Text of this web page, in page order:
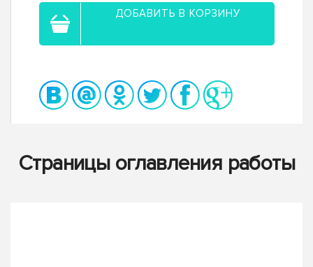
ДОБАВИТЬ В КОРЗИНУ
Страницы оглавления работы